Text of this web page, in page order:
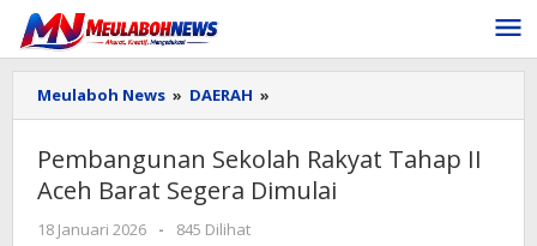
Lewati
konten
Meulaboh News » DAERAH »
Sekolah
Tahap
II
Pembangunan Sekolah Rakyat Tahap II
Aceh Barat Segera Dimulai
18 Januari 2026
oleh
-
845 Dilihat